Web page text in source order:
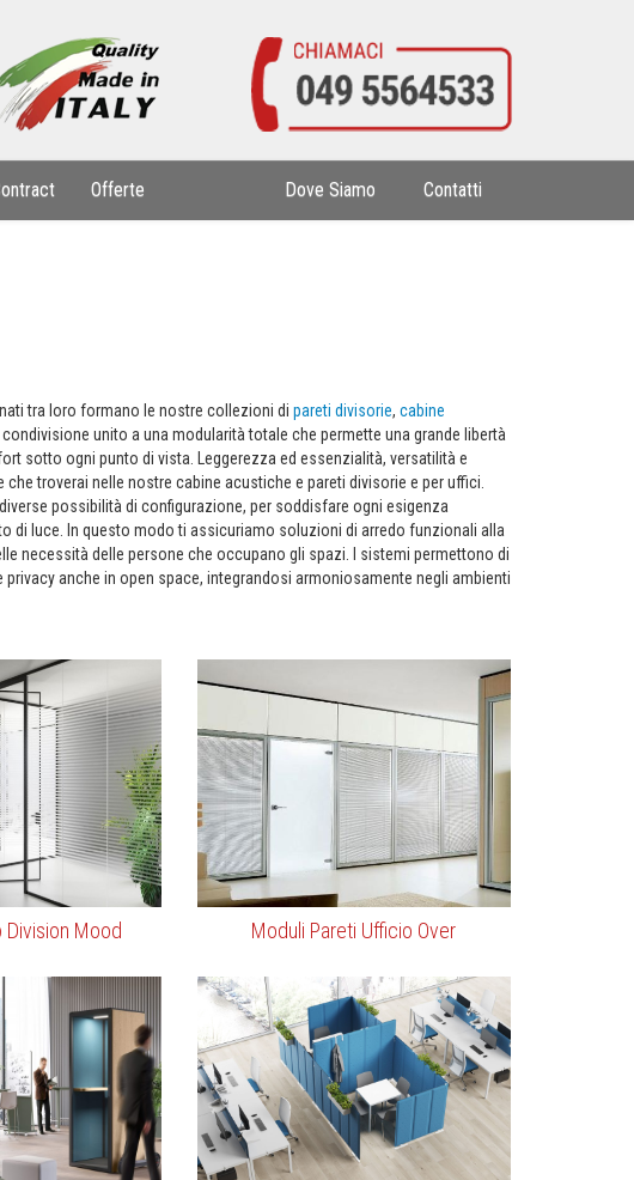
Offerte Dove Siamo Contatti
tra loro formano le nostre collezioni di pareti divisorie, cabine
unito a una modularità totale che permette una grande libertà
sotto ogni punto di vista. Leggerezza ed essenzialità, versatilità e
troverai nelle nostre cabine acustiche e pareti divisorie e per uffici.
possibilità di configurazione, per soddisfare ogni esigenza
di luce. In questo modo ti assicuriamo soluzioni di arredo funzionali alla
necessità delle persone che occupano gli spazi. I sistemi permettono di
anche in open space, integrandosi armoniosamente negli ambienti
Division Mood Moduli Pareti Ufficio Over